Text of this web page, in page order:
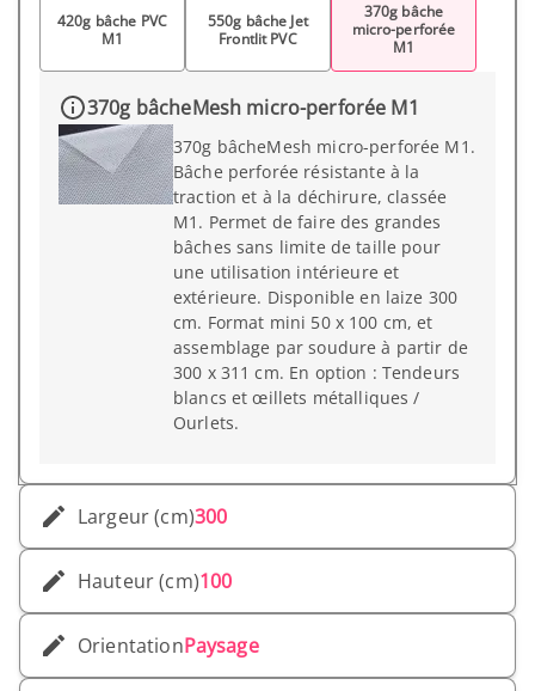
420g bâche PVC
M1
550g bâche Jet
Frontlit PVC
370g bâche
micro-perforée
M1
370g bâcheMesh micro-perforée M1
370g bâcheMesh micro-perforée M1.
Bâche perforée résistante à la
traction et à la déchirure, classée
M1. Permet de faire des grandes
bâches sans limite de taille pour
une utilisation intérieure et
extérieure. Disponible en laize 300
cm. Format mini 50 x 100 cm, et
assemblage par soudure à partir de
300 x 311 cm. En option : Tendeurs
blancs et œillets métalliques /
Ourlets.
Largeur (cm)300
Hauteur (cm)100
OrientationPaysage